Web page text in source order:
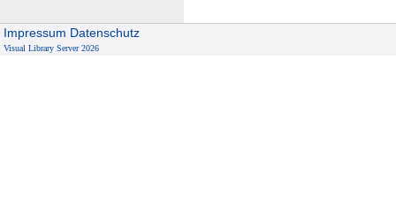
Impressum Datenschutz
Visual Library Server 2026